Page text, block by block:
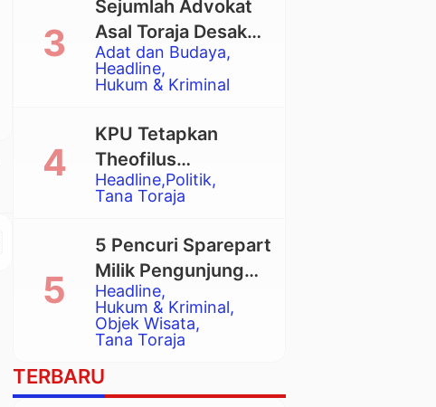
Adat dan Budaya
Headline
Hukum & Kriminal
Sejumlah Advokat
Asal Toraja Desak
Mahkamah Agung
Larang Penggunaan
Eksekusi Rumah
Adat Tongkonan
Headline Politik
Tana Toraja
KPU Tetapkan
Theofilus
Allorerung dan
Zadrak Tombe
sebagai Bupati dan
Wakil Bupati Tana
Toraja Terpilih
Headline
Hukum & Kriminal
Objek Wisata
Tana Toraja
5 Pencuri Sparepart
Milik Pengunjung
Objek Wisata
Pango-Pango
Ditangkap Polisi
TERBARU